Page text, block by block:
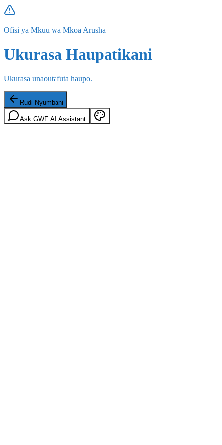
Ofisi ya Mkuu wa Mkoa Arusha
Ukurasa Haupatikani
Ukurasa unaoutafuta haupo.
Rudi Nyumbani
Ask GWF AI Assistant